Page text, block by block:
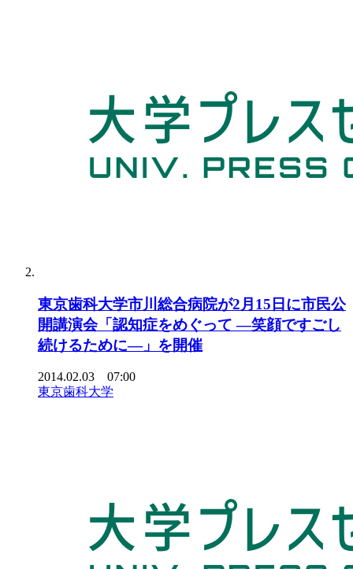
東京歯科大学市川総合病院が2月15日に市民公
開講演会「認知症をめぐって ―笑顔ですごし
続けるために―」を開催
2014.02.03 07:00
東京歯科大学